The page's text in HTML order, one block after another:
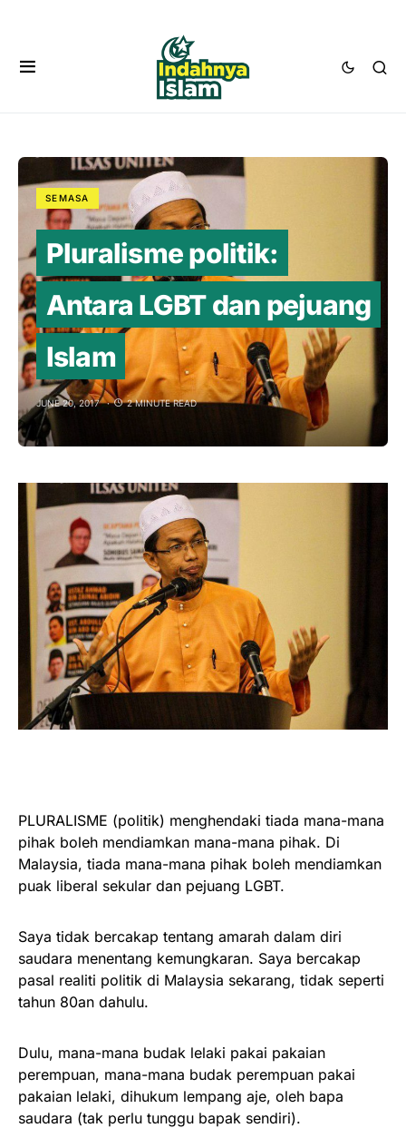
SEMASA
Pluralisme politik:
Antara LGBT dan pejuang
Islam
JUNE 20, 2017 2 MINUTE READ
PLURALISME (politik) menghendaki tiada mana-mana
pihak boleh mendiamkan mana-mana pihak. Di
Malaysia, tiada mana-mana pihak boleh mendiamkan
puak liberal sekular dan pejuang LGBT.
Saya tidak bercakap tentang amarah dalam diri
saudara menentang kemungkaran. Saya bercakap
pasal realiti politik di Malaysia sekarang, tidak seperti
tahun 80an dahulu.
Dulu, mana-mana budak lelaki pakai pakaian
perempuan, mana-mana budak perempuan pakai
pakaian lelaki, dihukum lempang aje, oleh bapa
saudara (tak perlu tunggu bapak sendiri).